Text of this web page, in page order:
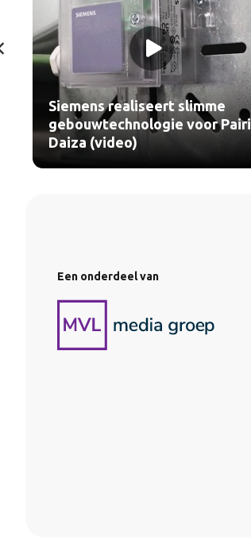
Siemens realiseert slimme
gebouwtechnologie voor Pairi
Daiza (video)
Een onderdeel van